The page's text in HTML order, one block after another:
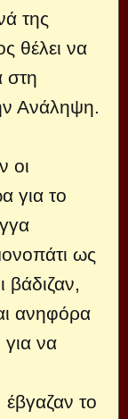
της
θέλει να
στη
Ανάληψη.
οι
για το
ως
ανηφόρα
να
έβγαζαν το